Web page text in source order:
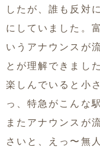
したが、誰も反対
にしていました。
いうアナウンスが
とが理解できまし
楽しんでいると小
っ、特急がこんな
またアナウンスが
さいと、えっ〜無